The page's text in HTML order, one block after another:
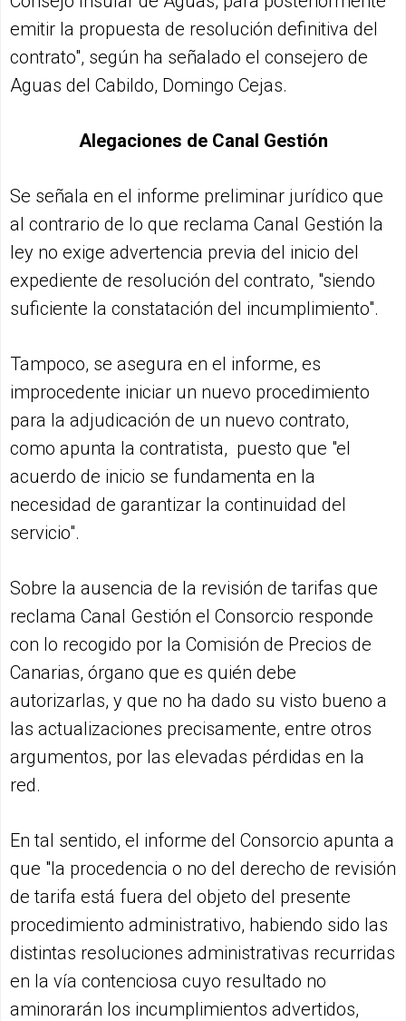
emitir la propuesta de resolución definitiva del
contrato", según ha señalado el consejero de
Aguas del Cabildo, Domingo Cejas.
Alegaciones de Canal Gestión
Se señala en el informe preliminar jurídico que
al contrario de lo que reclama Canal Gestión la
ley no exige advertencia previa del inicio del
expediente de resolución del contrato, "siendo
suficiente la constatación del incumplimiento".
Tampoco, se asegura en el informe, es
improcedente iniciar un nuevo procedimiento
para la adjudicación de un nuevo contrato,
como apunta la contratista, puesto que "el
acuerdo de inicio se fundamenta en la
necesidad de garantizar la continuidad del
servicio".
Sobre la ausencia de la revisión de tarifas que
reclama Canal Gestión el Consorcio responde
con lo recogido por la Comisión de Precios de
Canarias, órgano que es quién debe
autorizarlas, y que no ha dado su visto bueno a
las actualizaciones precisamente, entre otros
argumentos, por las elevadas pérdidas en la
red.
En tal sentido, el informe del Consorcio apunta a
que "la procedencia o no del derecho de revisión
de tarifa está fuera del objeto del presente
procedimiento administrativo, habiendo sido las
distintas resoluciones administrativas recurridas
en la vía contenciosa cuyo resultado no
aminorarán los incumplimientos advertidos,